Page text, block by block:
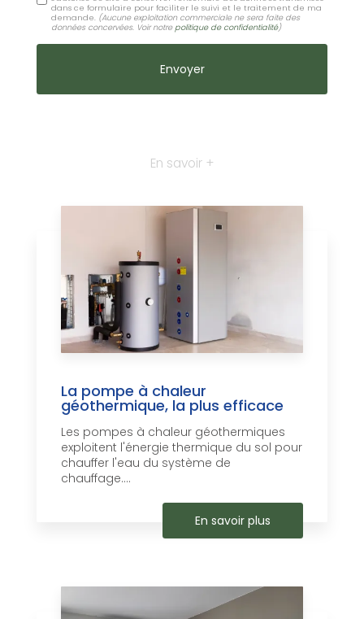
dans ce formulaire pour faciliter le suivi et le traitement de ma
demande. (Aucune exploitation commerciale ne sera faite des
données concervées. Voir notre politique de confidentialité)
En savoir +
La pompe à chaleur
géothermique, la plus efficace
Les pompes à chaleur géothermiques
exploitent l'énergie thermique du sol pour
chauffer l'eau du système de
chauffage....
En savoir plus